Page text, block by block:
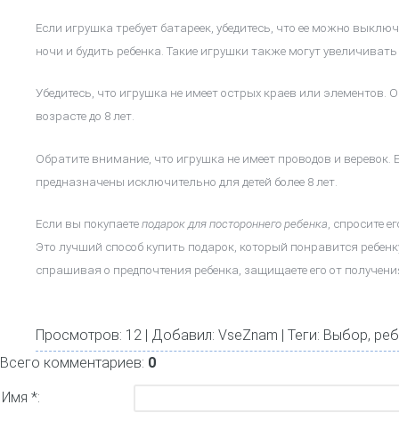
Если игрушка требует батареек, убедитесь, что ее можно
ночи и будить ребенка. Такие игрушки также могут
Убедитесь, что игрушка не имеет острых краев или элементов.
возрасте до 8 лет.
Обратите внимание, что игрушка не имеет проводов и
предназначены исключительно для детей более 8 лет.
Если вы покупаете подарок для постороннего ребенка, спросите
Это лучший способ купить подарок, который понравится
спрашивая о предпочтения ребенка, защищаете его от
Просмотров: 12 | Добавил: VseZnam Теги: Выбор,
Всего комментариев: 0
Имя *: